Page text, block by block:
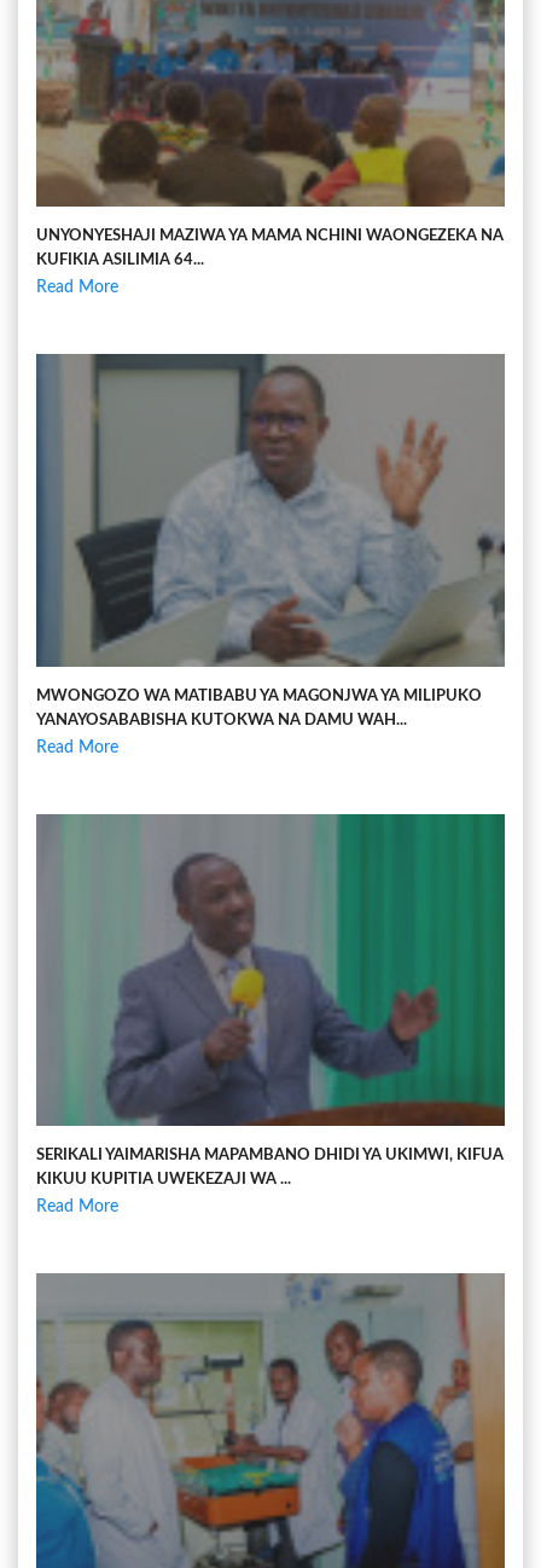
UNYONYESHAJI MAZIWA YA MAMA NCHINI WAONGEZEKA NA
KUFIKIA ASILIMIA 64...
Read More
MWONGOZO WA MATIBABU YA MAGONJWA YA MILIPUKO
YANAYOSABABISHA KUTOKWA NA DAMU WAH...
Read More
SERIKALI YAIMARISHA MAPAMBANO DHIDI YA UKIMWI, KIFUA
KIKUU KUPITIA UWEKEZAJI WA ...
Read More